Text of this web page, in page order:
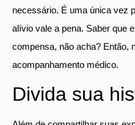
necessário. É uma única vez
alívio vale a pena. Saber que
compensa, não acha? Então,
acompanhamento médico.
Divida sua